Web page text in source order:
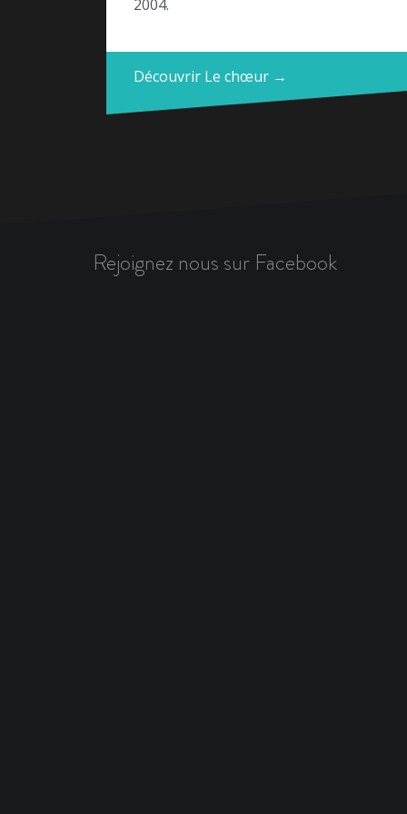
2004.
Découvrir Le chœur →
Rejoignez nous sur Facebook